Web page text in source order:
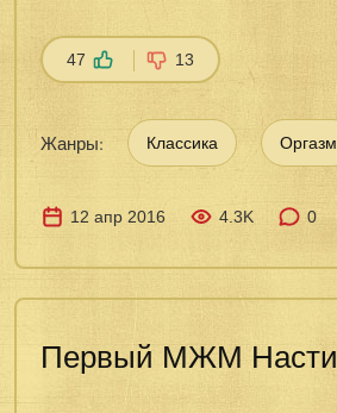
47 13
Жанры: Классика Оргазм
12 апр 2016 4.3K 0
Первый МЖМ Насти